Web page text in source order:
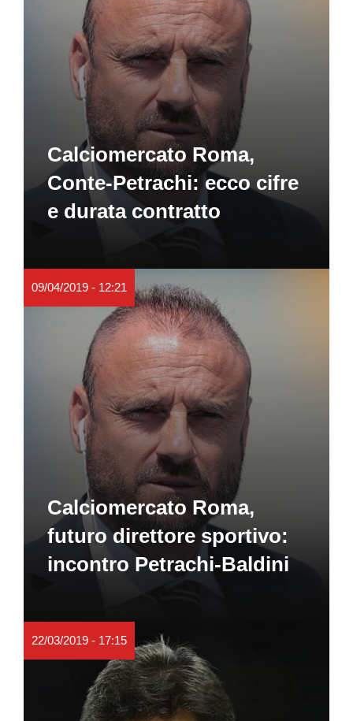
Calciomercato Roma,
Conte-Petrachi: ecco cifre
e durata contratto
09/04/2019 - 12:21
Calciomercato Roma,
futuro direttore sportivo:
incontro Petrachi-Baldini
22/03/2019 - 17:15